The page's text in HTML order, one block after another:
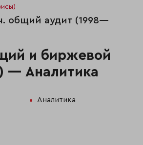
общий аудит (1998—
и биржевой
— Аналитика
Аналитика